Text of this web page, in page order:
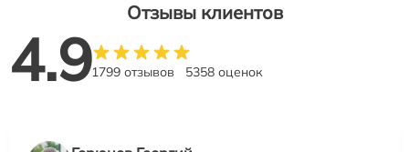
Отзывы клиентов
4.91799 отзывов 5358 оценок